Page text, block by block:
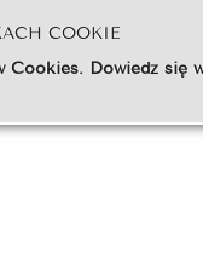
COOKIE
Cookies. Dowiedz